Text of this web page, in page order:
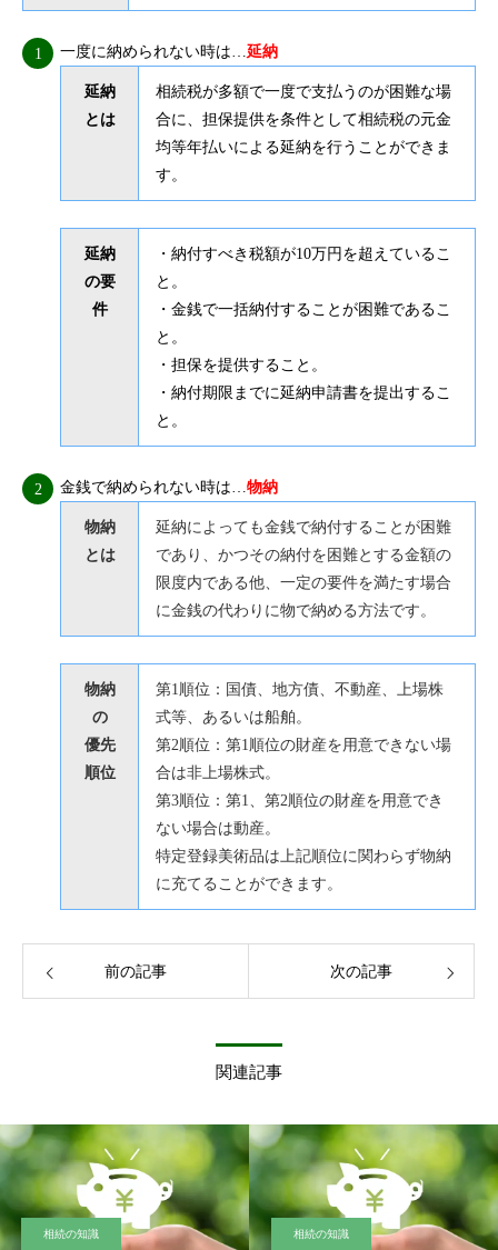
一度に納められない時は… 延納
延納
とは
相続税が多額で一度で支払うのが困難な場
合に、担保提供を条件として相続税の元金
均等年払いによる延納を行うことができま
す。
延納
の要
件
・納付すべき税額が10万円を超えているこ
と。
・金銭で一括納付することが困難であるこ
と。
・担保を提供すること。
・納付期限までに延納申請書を提出するこ
と。
金銭で納められない時は… 物納
物納
とは
延納によっても金銭で納付することが困難
であり、かつその納付を困難とする金額の
限度内である他、一定の要件を満たす場合
に金銭の代わりに物で納める方法です。
物納
の
優先
順位
第1順位：国債、地方債、不動産、上場株
式等、あるいは船舶。
第2順位：第1順位の財産を用意できない場
合は非上場株式。
第3順位：第1、第2順位の財産を用意でき
ない場合は動産。
特定登録美術品は上記順位に関わらず物納
に充てることができます。
前の記事 次の記事
関連記事
相続の知識 相続の知識